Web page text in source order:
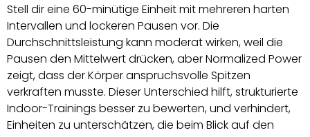
Stell dir eine 60-minütige Einheit mit mehreren harten
Intervallen und lockeren Pausen vor. Die
Durchschnittsleistung kann moderat wirken, weil die
Pausen den Mittelwert drücken, aber Normalized Power
zeigt, dass der Körper anspruchsvolle Spitzen
verkraften musste. Dieser Unterschied hilft, strukturierte
Indoor-Trainings besser zu bewerten, und verhindert,
Einheiten zu unterschätzen, die beim Blick auf den